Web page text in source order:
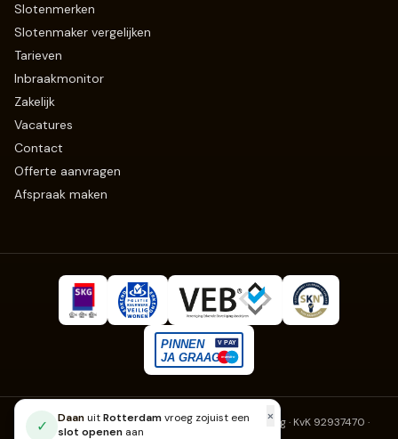
Slotenmerken
Slotenmaker vergelijken
Tarieven
Inbraakmonitor
Zakelijk
Vacatures
Contact
Offerte aanvragen
Afspraak maken
Slotenmaker Erkend· Fruitweg 270, 2525 KJ Den Haag · KvK 92937470 ·